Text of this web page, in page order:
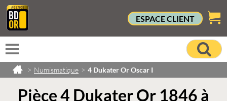
ESPACE CLIENT
> Numismatique > 4 Dukater Or Oscar I
Pièce 4 Dukater Or 1846 à